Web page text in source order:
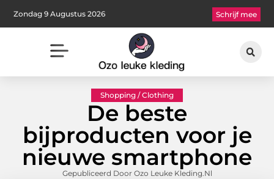
Zondag 9 Augustus 2026 Schrijf mee
Shopping / Clothing
De beste
bijproducten voor je
nieuwe smartphone
Gepubliceerd Door Ozo Leuke Kleding.nl